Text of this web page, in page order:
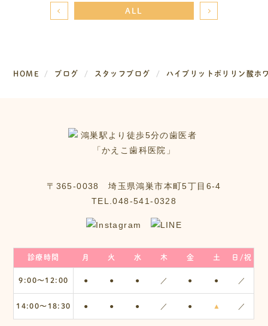
ALL
HOME ブログ スタッフブログ ハイブリットポリリン酸ホ
〒365-0038 埼玉県鴻巣市本町5丁目6‐4
TEL.048-541-0328
診療時間 月 火 水 木 金 土 日/祝
9:00〜12:00 ● ● ● ／ ● ● ／
14:00〜18:30 ● ● ● ／ ● ▲ ／